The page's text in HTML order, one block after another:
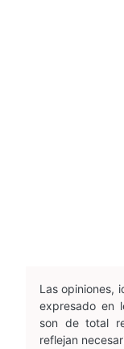
Las opiniones,
expresado en
son de total
reflejan